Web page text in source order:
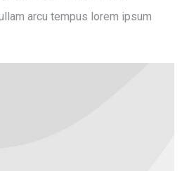
arcu tempus lorem ipsum